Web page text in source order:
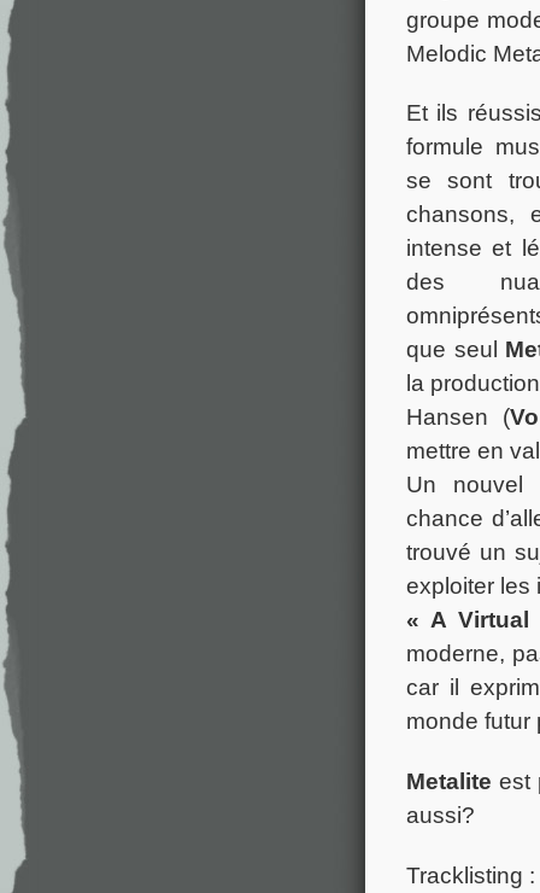
groupe
Melodic
Et ils
formule
se sont
chansons,
intense et
des
que seul
la
Hansen (
mettre en
Un nouvel
chance
trouvé un
exploiter les
« A Virtual
moderne,
car il
monde futur
Metalite est
aussi?
Tracklisting :